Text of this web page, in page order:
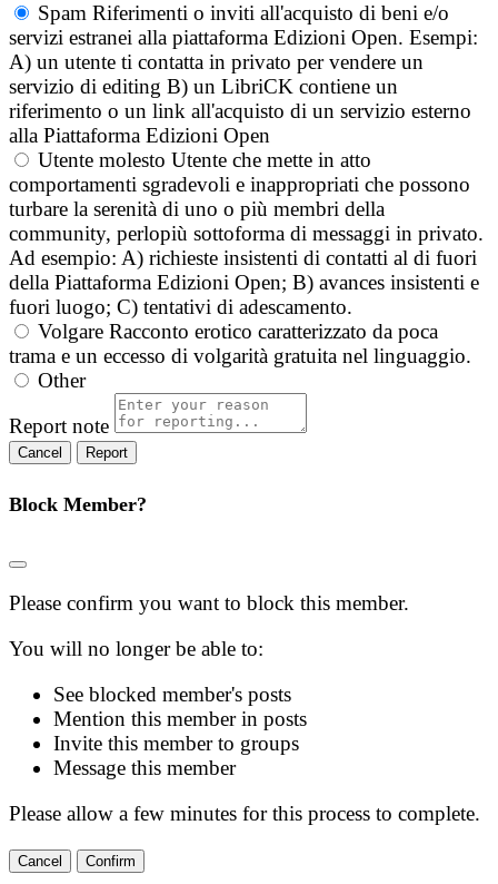
Spam Riferimenti o inviti all'acquisto di beni e/o
servizi estranei alla piattaforma Edizioni Open. Esempi:
A) un utente ti contatta in privato per vendere un
servizio di editing B) un LibriCK contiene un
riferimento o un link all'acquisto di un servizio esterno
alla Piattaforma Edizioni Open
Utente molesto Utente che mette in atto
comportamenti sgradevoli e inappropriati che possono
turbare la serenità di uno o più membri della
community, perlopiù sottoforma di messaggi in privato.
Ad esempio: A) richieste insistenti di contatti al di fuori
della Piattaforma Edizioni Open; B) avances insistenti e
fuori luogo; C) tentativi di adescamento.
Volgare Racconto erotico caratterizzato da poca
trama e un eccesso di volgarità gratuita nel linguaggio.
Other
Report note
Report
Block Member?
Please confirm you want to block this member.
You will no longer be able to:
See blocked member's posts
Mention this member in posts
Invite this member to groups
Message this member
Please allow a few minutes for this process to complete.
Confirm